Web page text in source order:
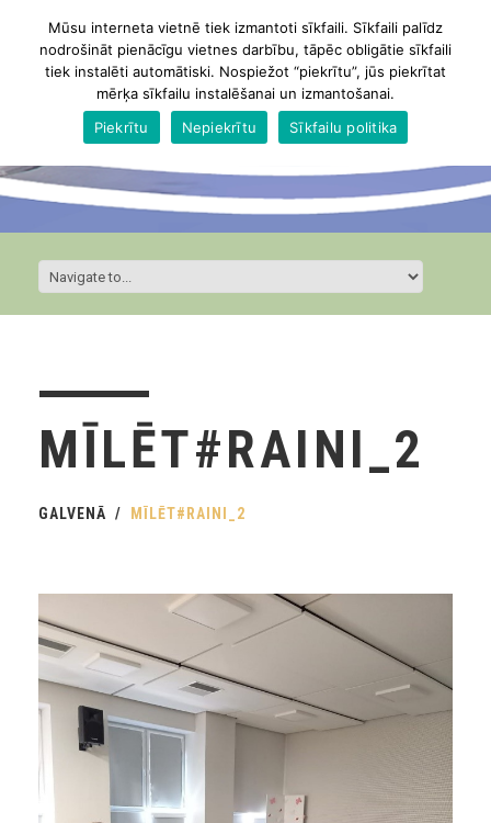
MĪLĒT#RAINI_2
GALVENĀ MĪLĒT#RAINI_2
Mūsu interneta vietnē tiek izmantoti sīkfaili. Sīkfaili palīdz
nodrošināt pienācīgu vietnes darbību, tāpēc obligātie sīkfaili
tiek instalēti automātiski. Nospiežot “piekrītu”, jūs piekrītat
mērķa sīkfailu instalēšanai un izmantošanai.
Piekrītu
Nepiekrītu Sīkfailu politika